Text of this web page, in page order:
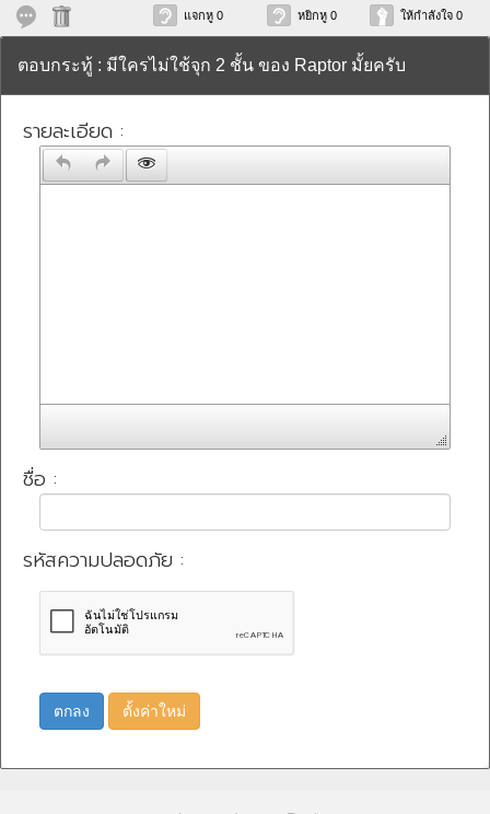
แจกหู 0 หยิกหู 0 ให้กำลังใจ 0
ตอบกระทู้ : มีใครไม่ใช้จุก 2 ชั้น ของ Raptor มั้ยครับ
รายละเอียด :
ชื่อ :
รหัสความปลอดภัย :
ตกลง ตั้งค่าใหม่